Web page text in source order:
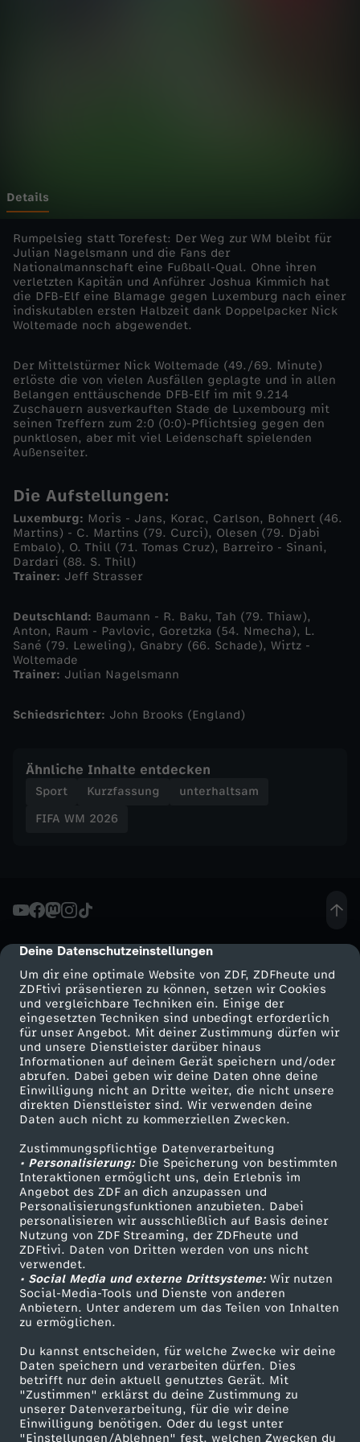
cmp-dialog-description
Deine Datenschutzeinstellungen
Um dir eine optimale Website von ZDF, ZDFheute und
ZDFtivi präsentieren zu können, setzen wir Cookies
und vergleichbare Techniken ein. Einige der
eingesetzten Techniken sind unbedingt erforderlich
für unser Angebot. Mit deiner Zustimmung dürfen wir
und unsere Dienstleister darüber hinaus
Informationen auf deinem Gerät speichern und/oder
abrufen. Dabei geben wir deine Daten ohne deine
Einwilligung nicht an Dritte weiter, die nicht unsere
direkten Dienstleister sind. Wir verwenden deine
Daten auch nicht zu kommerziellen Zwecken.
Zustimmungspflichtige Datenverarbeitung
• Personalisierung:Die Speicherung von bestimmten
Interaktionen ermöglicht uns, dein Erlebnis im
Angebot des ZDF an dich anzupassen und
Personalisierungsfunktionen anzubieten. Dabei
personalisieren wir ausschließlich auf Basis deiner
Nutzung von ZDF Streaming, der ZDFheute und
ZDFtivi. Daten von Dritten werden von uns nicht
verwendet.
• Social Media und externe Drittsysteme:Wir nutzen
Social-Media-Tools und Dienste von anderen
Anbietern. Unter anderem um das Teilen von Inhalten
zu ermöglichen.
Du kannst entscheiden, für welche Zwecke wir deine
Daten speichern und verarbeiten dürfen. Dies
betrifft nur dein aktuell genutztes Gerät. Mit
"Zustimmen" erklärst du deine Zustimmung zu
unserer Datenverarbeitung, für die wir deine
Einwilligung benötigen. Oder du legst unter
"Einstellungen/Ablehnen" fest, welchen Zwecken du
a
n
k
W
o
l
t
m
a
d
e
-
D
B
-
e
a
m
a
u
f
W
M
-
K
u
r
s
Details
Rumpelsieg statt Torefest: Der Weg zur WM bleibt für
Julian Nagelsmann und die Fans der
Nationalmannschaft eine Fußball-Qual. Ohne ihren
verletzten Kapitän und Anführer Joshua Kimmich hat
die DFB-Elf eine Blamage gegen Luxemburg nach einer
indiskutablen ersten Halbzeit dank Doppelpacker Nick
Woltemade noch abgewendet.
Der Mittelstürmer Nick Woltemade (49./69. Minute)
erlöste die von vielen Ausfällen geplagte und in allen
Belangen enttäuschende DFB-Elf im mit 9.214
Zuschauern ausverkauften Stade de Luxembourg mit
seinen Treffern zum 2:0 (0:0)-Pflichtsieg gegen den
punktlosen, aber mit viel Leidenschaft spielenden
Außenseiter.
Die Aufstellungen:
Luxemburg: Moris - Jans, Korac, Carlson, Bohnert (46.
Martins) - C. Martins (79. Curci), Olesen (79. Djabi
Embalo), O. Thill (71. Tomas Cruz), Barreiro - Sinani,
Dardari (88. S. Thill)
Trainer: Jeff Strasser
Deutschland: Baumann - R. Baku, Tah (79. Thiaw),
Anton, Raum - Pavlovic, Goretzka (54. Nmecha), L.
Sané (79. Leweling), Gnabry (66. Schade), Wirtz -
Woltemade
Trainer: Julian Nagelsmann
Schiedsrichter: John Brooks (England)
Ähnliche Inhalte entdecken
Sport Kurzfassung
unterhaltsam
FIFA WM 2026
Mehr ZDF
ZDF-Apps
Smart TV
ZDFtext
Livestreams
Sendungen A-Z
TV-Programm
Service
ZDFmitreden
Kontakt zum ZDF
Tickets
Zuschauerservice
Hilfe
ZDF Unternehmen
Karriere
ZDF goes Schule
Werbefernsehen
Mainzelmännchen